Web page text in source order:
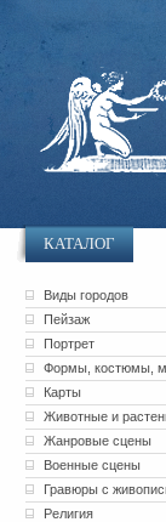
КАТАЛОГ
Виды городов
Пейзаж
Портрет
Формы, костюмы,
Карты
Животные и
Жанровые сцены
Военные сцены
Гравюры с
Религия